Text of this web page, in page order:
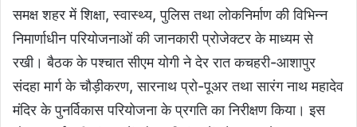
समक्ष शहर में शिक्षा, स्वास्थ्य, पुलिस तथा लोकनिर्माण की विभिन्न
निमार्णाधीन परियोजनाओं की जानकारी प्रोजेक्टर के माध्यम से
रखी। बैठक के पश्चात सीएम योगी ने देर रात कचहरी-आशापुर
संदहा मार्ग के चौड़ीकरण, सारनाथ प्रो-पूअर तथा सारंग नाथ महादेव
मंदिर के पुनर्विकास परियोजना के प्रगति का निरीक्षण किया। इस